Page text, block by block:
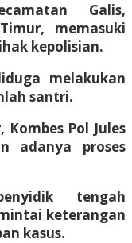
Galis,
memasuki
kepolisian.
melakukan
santri.
Pol Jules
adanya proses
tengah
keterangan
kasus.